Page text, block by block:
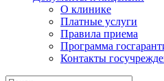
О клинике
Платные услуги
Правила приема
Программа
Контакты